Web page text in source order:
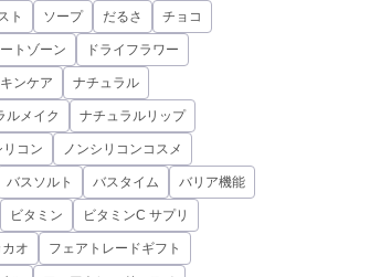
ト ソープ だるさ チョコ
トゾーン ドライフラワー
ンケア ナチュラル
ルメイク ナチュラルリップ
リコン ノンシリコンコスメ
バスソルト バスタイム バリア機能
ビタミン ビタミンC サプリ
オ フェアトレードギフト